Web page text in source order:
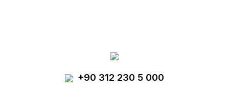
Yorum Yaz
Ürün resmi kalitesiz, bozuk veya
+90 312 230 5 000